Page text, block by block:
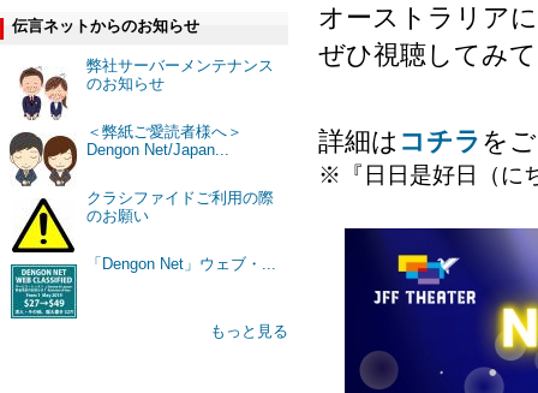
伝言ネットからのお知らせ
弊社サーバーメンテナンス
のお知らせ
＜弊紙ご愛読者様へ＞
Dengon Net/Japan...
クラシファイドご利用の際
のお願い
「Dengon Net」ウェブ・...
もっと見る
オーストラリア
ぜひ視聴してみ
詳細は コチラ を
※『日日是好日（に